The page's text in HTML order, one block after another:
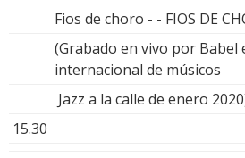
Fios de choro - - FIOS DE
(Grabado en vivo por Babel
internacional de músicos
Jazz a la calle de enero
15.30